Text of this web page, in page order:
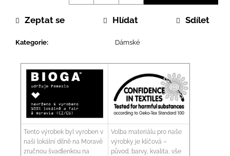
cena:
Kategorie: Dámské
Zeptat se Hlídat Sdílet
Tento výrobek byl vyroben v
naší lokální dílně na Moravě
zručnou švadlenkou na
Volba materiálu pro naše
výrobky je klíčová –
původ, barvy, kvalita, vše